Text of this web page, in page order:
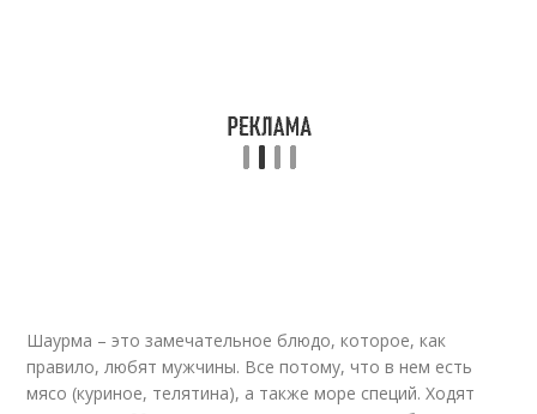
Шаурма – это замечательное блюдо, которое, как
правило, любят мужчины. Все потому, что в нем есть
мясо (куриное, телятина), а также море специй. Ходят